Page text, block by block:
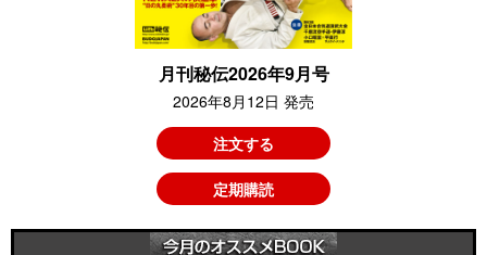
月刊秘伝2026年9月号
2026年8月12日 発売
注文する
定期購読